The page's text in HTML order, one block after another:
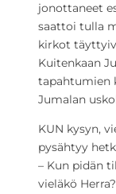
jonottaneet
saattoi tulla
kirkot
Kuitenkaan
tapahtumien
Jumalan
KUN kysyn,
pysähtyy
– Kun pidän
vieläkö